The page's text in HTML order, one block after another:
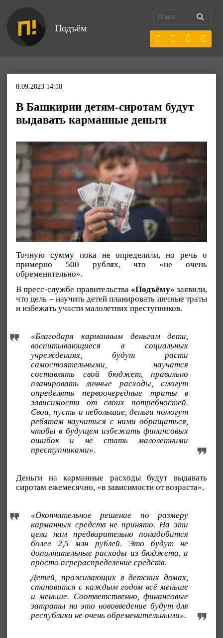
Подъём
8.09.2023 14:18
В Башкирии детям-сиротам будут
выдавать карманные деньги
Точную сумму пока не определили, но речь о
примерно 500 рублях, что «не очень
обременительно».
В пресс-службе правительства «Подъёму» заявили,
что цель – научить детей планировать личные траты
и избежать участи малолетних преступников.
«Благодаря карманным деньгам дети,
воспитывающиеся в социальных
учреждениях, будут расти
самостоятельными, научатся
составлять свой бюджет, правильно
планировать личные расходы, смогут
определять первоочередные траты в
зависимости от своих потребностей.
Свои, пусть и небольшие, деньги помогут
ребятам научиться с ними обращаться,
чтобы в будущем избежать финансовых
ошибок и не стать малолетними
преступниками».
Деньги на карманные расходы будут выдавать
сиротам ежемесячно, «в зависимости от возраста».
«Окончательное решение по размеру
карманных средств не принято. На эти
цели нам предварительно понадобится
более 2,5 млн рублей. Это будут не
дополнительные расходы из бюджета, а
просто перераспределение средств.
Детей, проживающих в детских домах,
становится с каждым годом всё меньше
и меньше. Соответственно, финансовые
затраты на это нововведение будут для
республики не очень обременительными».